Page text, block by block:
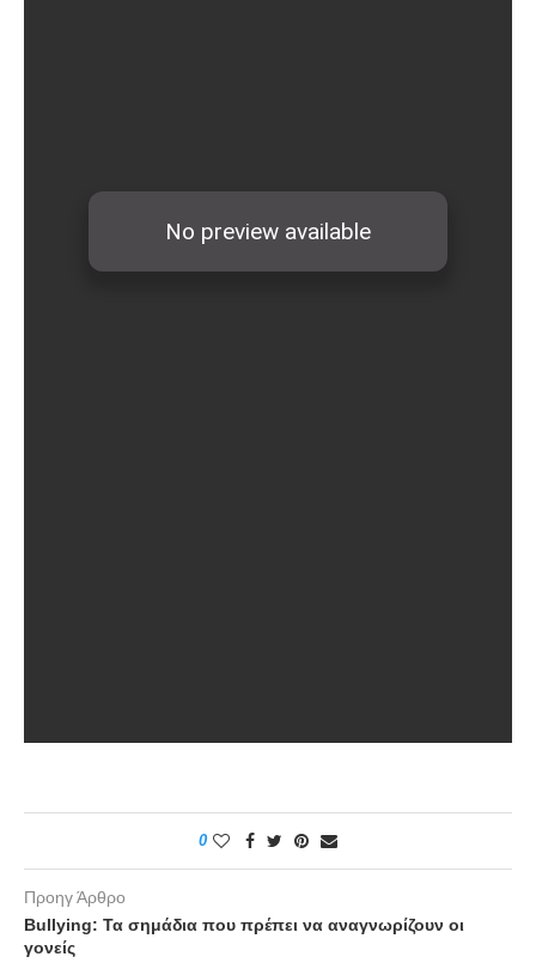
0
Προηγ Άρθρο
Bullying: Τα σημάδια που πρέπει να αναγνωρίζουν οι
γονείς